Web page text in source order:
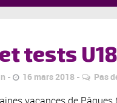
tests
16 mars 2018 Pas